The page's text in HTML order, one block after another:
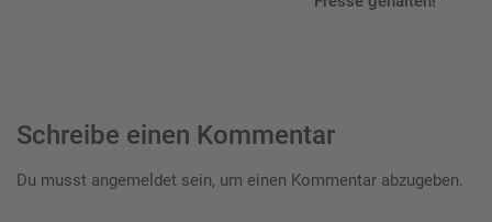
Schreibe einen Kommentar
Du musst angemeldet sein, um einen Kommentar abzugeben.